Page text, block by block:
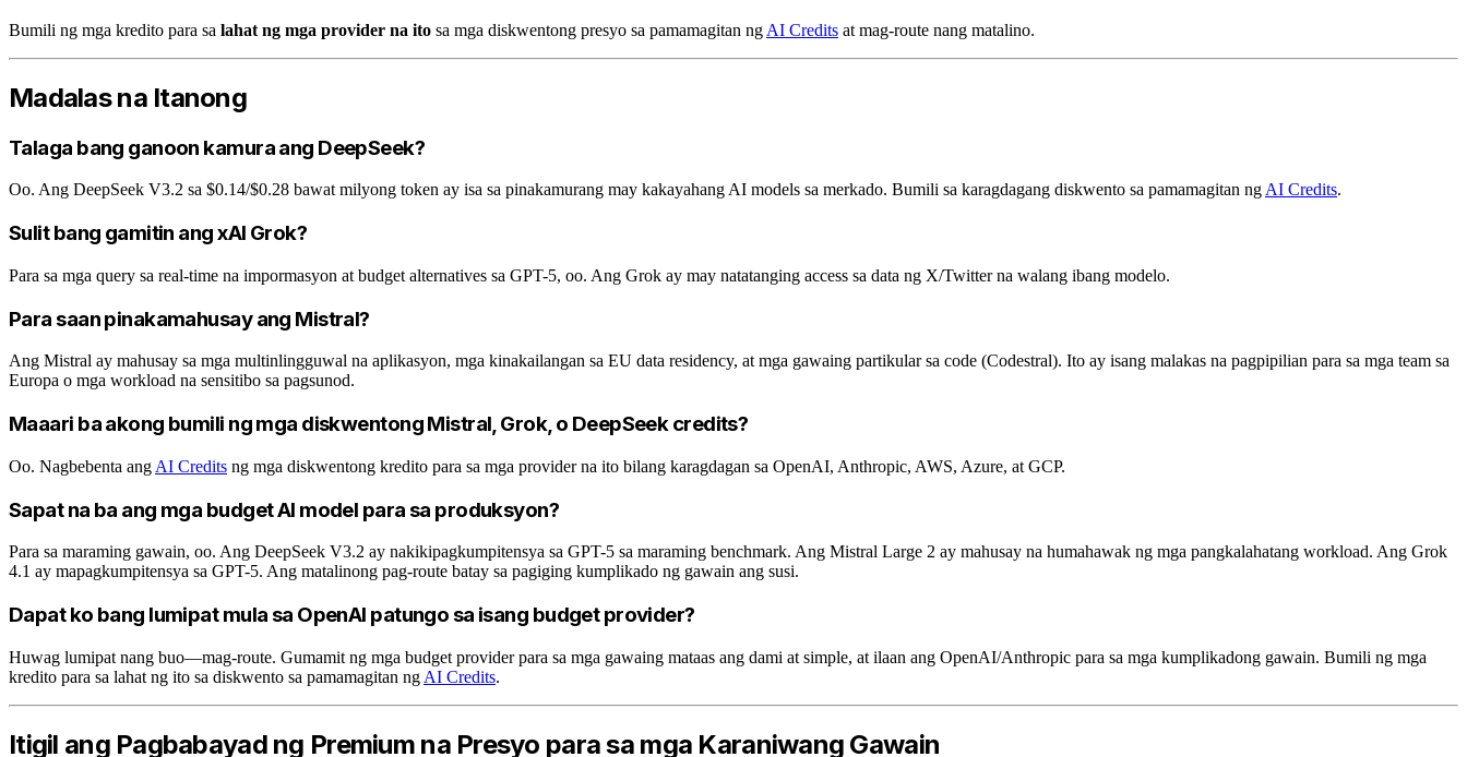
Bumili ng mga kredito para sa lahat ng mga provider na ito sa mga diskwentong presyo sa pamamagitan ng AI Credits at mag-route nang matalino.
Madalas na Itanong
Talaga bang ganoon kamura ang DeepSeek?
Oo. Ang DeepSeek V3.2 sa $0.14/$0.28 bawat milyong token ay isa sa pinakamurang may kakayahang AI models sa merkado. Bumili sa karagdagang diskwento sa pamamagitan ngAI Credits.
Sulit bang gamitin ang xAI Grok?
Para sa mga query sa real-time na impormasyon at budget alternatives sa GPT-5, oo. Ang Grok ay may natatanging access sa data ng X/Twitter na walang ibang modelo.
Para saan pinakamahusay ang Mistral?
Ang Mistral ay mahusay sa mga multinlingguwal na aplikasyon, mga kinakailangan sa EU data residency, at mga gawaing partikular sa code (Codestral). Ito ay isang malakas na pagpipilian para sa mga team sa
Europa o mga workload na sensitibo sa pagsunod.
Maaari ba akong bumili ng mga diskwentong Mistral, Grok, o DeepSeek credits?
Oo. Nagbebenta ang AI Credits ng mga diskwentong kredito para sa mga provider na ito bilang karagdagan sa OpenAI, Anthropic, AWS, Azure, at GCP.
Sapat na ba ang mga budget AI model para sa produksyon?
Para sa maraming gawain, oo. Ang DeepSeek V3.2 ay nakikipagkumpitensya sa GPT-5 sa maraming benchmark. Ang Mistral Large 2 ay mahusay na humahawak ng mga pangkalahatang workload. Ang Grok
4.1 ay mapagkumpitensya sa GPT-5. Ang matalinong pag-route batay sa pagiging kumplikado ng gawain ang susi.
Dapat ko bang lumipat mula sa OpenAI patungo sa isang budget provider?
Huwag lumipat nang buo—mag-route. Gumamit ng mga budget provider para sa mga gawaing mataas ang dami at simple, at ilaan ang OpenAI/Anthropic para sa mga kumplikadong gawain. Bumili ng mga
kredito para sa lahat ng ito sa diskwento sa pamamagitan ng AI Credits.
Itigil ang Pagbabayad ng Premium na Presyo para sa mga Karaniwang Gawain